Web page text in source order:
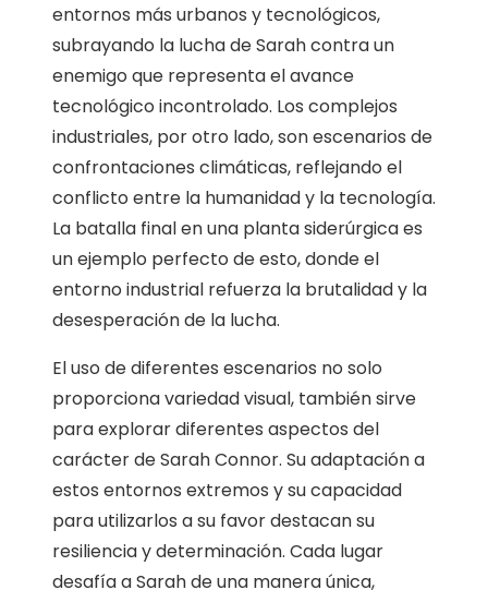
entornos más urbanos y tecnológicos,
subrayando la lucha de Sarah contra un
enemigo que representa el avance
tecnológico incontrolado. Los complejos
industriales, por otro lado, son escenarios de
confrontaciones climáticas, reflejando el
conflicto entre la humanidad y la tecnología.
La batalla final en una planta siderúrgica es
un ejemplo perfecto de esto, donde el
entorno industrial refuerza la brutalidad y la
desesperación de la lucha.
El uso de diferentes escenarios no solo
proporciona variedad visual, también sirve
para explorar diferentes aspectos del
carácter de Sarah Connor. Su adaptación a
estos entornos extremos y su capacidad
para utilizarlos a su favor destacan su
resiliencia y determinación. Cada lugar
desafía a Sarah de una manera única,